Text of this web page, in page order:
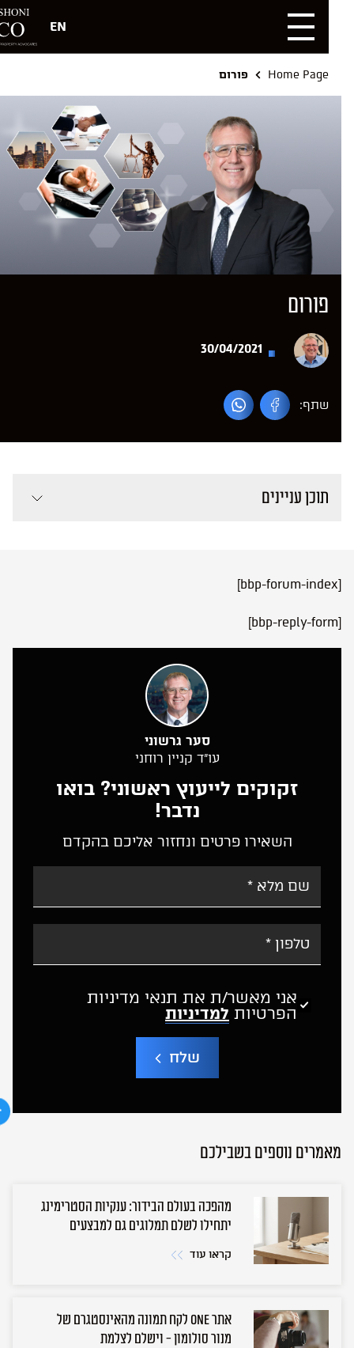
EN
Home Page פורום
פורום
30/04/2021
שתף:
תוכן עניינים
סער גרשוני
עו”ד קניין רוחני
זקוקים לייעוץ ראשוני? בואו
נדבר!
השאירו פרטים ונחזור אליכם בהקדם
אני מאשר/ת את תנאי מדיניות
הפרטיותלמדיניות
שלח
t
v
e
מאמרים נוספים בשבילכם
מהפכה בעולם הבידור: ענקיות הסטרימינג
יתחילו לשלם תמלוגים גם למבצעים
קראו עוד
אתר ONE לקח תמונה מהאינסטגרם של
מנור סולומון - וישלם לצלמת